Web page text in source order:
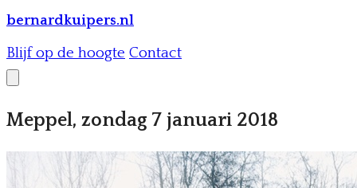
bernardkuipers.nl
Blijf op de hoogte Contact
Meppel, zondag 7 januari 2018